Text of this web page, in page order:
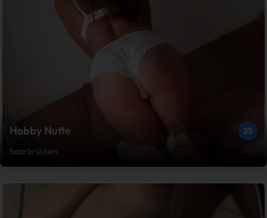
Hobby Nutte
25
Saarbrücken